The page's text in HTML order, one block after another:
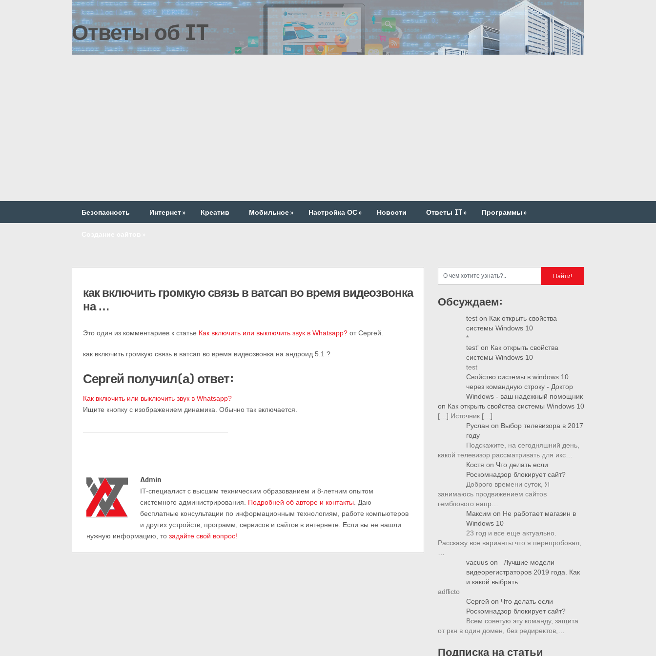
Ответы об IT
Безопасность Интернет» Креатив Мобильное» Настройка ОС» Новости Ответы IT» Программы»
как включить громкую связь в ватсап во время видеозвонка
на …
Это один из комментариев к статье Как включить или выключить звук в Whatsapp? от Сергей.
как включить громкую связь в ватсап во время видеозвонка на андроид 5.1 ?
Сергей получил(а) ответ:
Как включить или выключить звук в Whatsapp?
Ищите кнопку с изображением динамика. Обычно так включается.
Admin
IT-cпециалист с высшим техническим образованием и 8-летним опытом
системного администрирования. Подробней об авторе и контакты . Даю
бесплатные консультации по информационным технологиям, работе компьютеров
и других устройств, программ, сервисов и сайтов в интернете. Если вы не нашли
нужную информацию, то задайте свой вопрос!
Обсуждаем:
test on Как открыть свойства
системы Windows 10
*
test' on Как открыть свойства
системы Windows 10
test
Свойство системы в windows 10
через командную строку - Доктор
Windows - ваш надежный помощник
on Как открыть свойства системы Windows 10
[…] Источник […]
Руслан on Выбор телевизора в 2017
году
Подскажите, на сегодняшний день,
какой телевизор рассматривать для икс…
Костя on Что делать если
Роскомнадзор блокирует сайт?
Доброго времени суток, Я
занимаюсь продвижением сайтов
гемблового напр…
Максим on Не работает магазин в
Windows 10
23 год и все еще актуально.
Расскажу все варианты что я перепробовал,
vacuus on
Лучшие модели
видеорегистраторов 2019 года. Как
и какой выбрать
adflicto
Сергей on Что делать если
Роскомнадзор блокирует сайт?
Всем советую эту команду, защита
от ркн в один домен, без редиректов,…
Подписка на статьи